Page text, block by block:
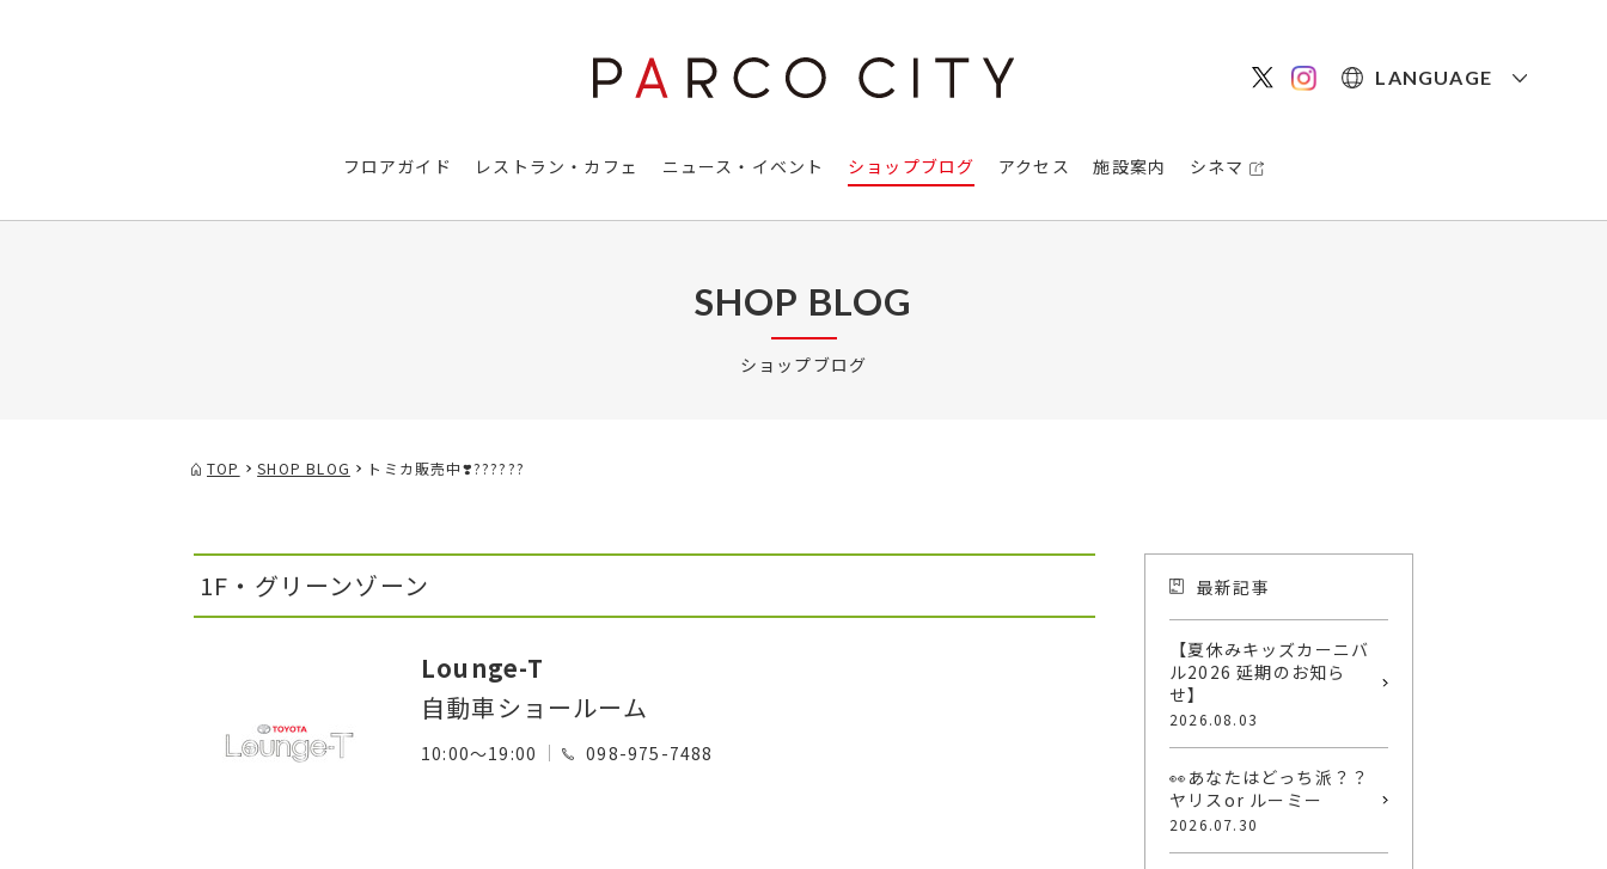
LANGUAGE
フロアガイド レストラン・カフェ ニュース・イベント ショップブログ アクセス 施設案内 シネマ
SHOP BLOG
ショップブログ
TOP SHOP BLOG トミカ販売中❣️????‪??
1F・グリーンゾーン
Lounge-T
自動車ショールーム
10:00～19:00 098-975-7488
最新記事
【夏休みキッズカーニバ
ル2026 延期のお知ら
せ】
2026.08.03
👀あなたはどっち派？？
ヤリスor ルーミー
2026.07.30